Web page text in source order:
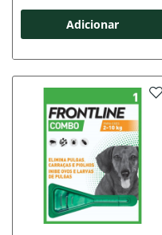
Adicionar